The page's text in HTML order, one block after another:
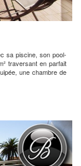
sa piscine, son pool-
traversant en parfait
une chambre de